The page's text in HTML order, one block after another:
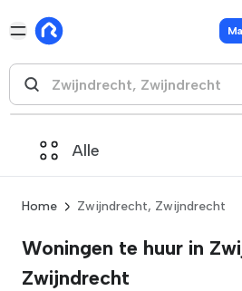
Alle
Home Zwijndrecht, Zwijndrecht
Woningen te huur in
Zwijndrecht